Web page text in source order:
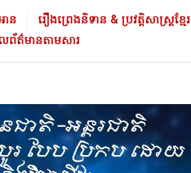
ន រឿងព្រេងនិទាន & ប្រវត្ដិសាស្រ្ដខ្មែរ
ព័ត៌មានតាមសារ